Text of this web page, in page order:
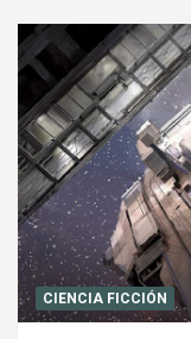
CIENCIA FICCIÓN